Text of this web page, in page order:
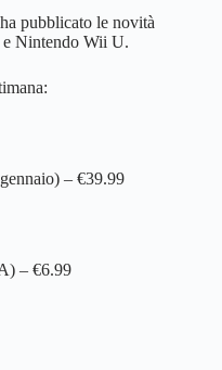
pubblicato le novità
Nintendo Wii U.
– €39.99
– €6.99